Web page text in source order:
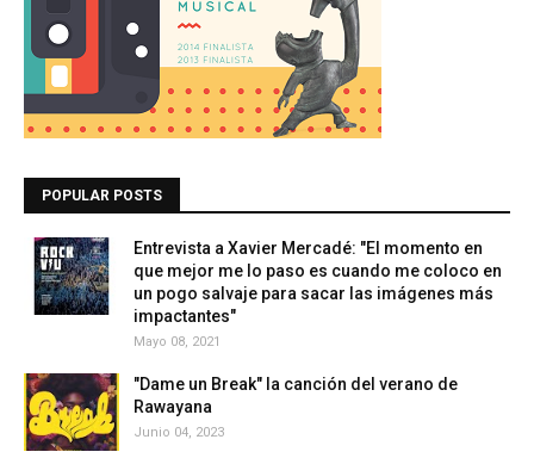
POPULAR POSTS
Entrevista a Xavier Mercadé: "El momento en
que mejor me lo paso es cuando me coloco en
un pogo salvaje para sacar las imágenes más
impactantes"
Mayo 08, 2021
"Dame un Break" la canción del verano de
Rawayana
Junio 04, 2023